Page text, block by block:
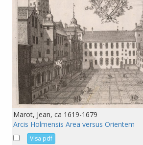
Marot, Jean, ca 1619-1679
Arcis Holmensis Area versus Orientem
Visa pdf